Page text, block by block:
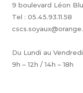
9 boulevard Léon
Tel : 05.45.93.11.58
Du Lundi au Vendredi
9h – 12h / 14h – 18h